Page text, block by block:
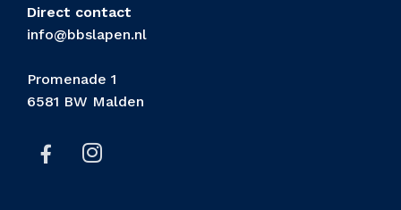
Direct contact
info@bbslapen.nl
Promenade 1
6581 BW Malden